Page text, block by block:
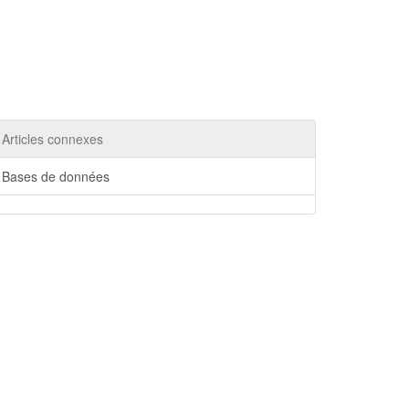
Articles connexes
Bases de données